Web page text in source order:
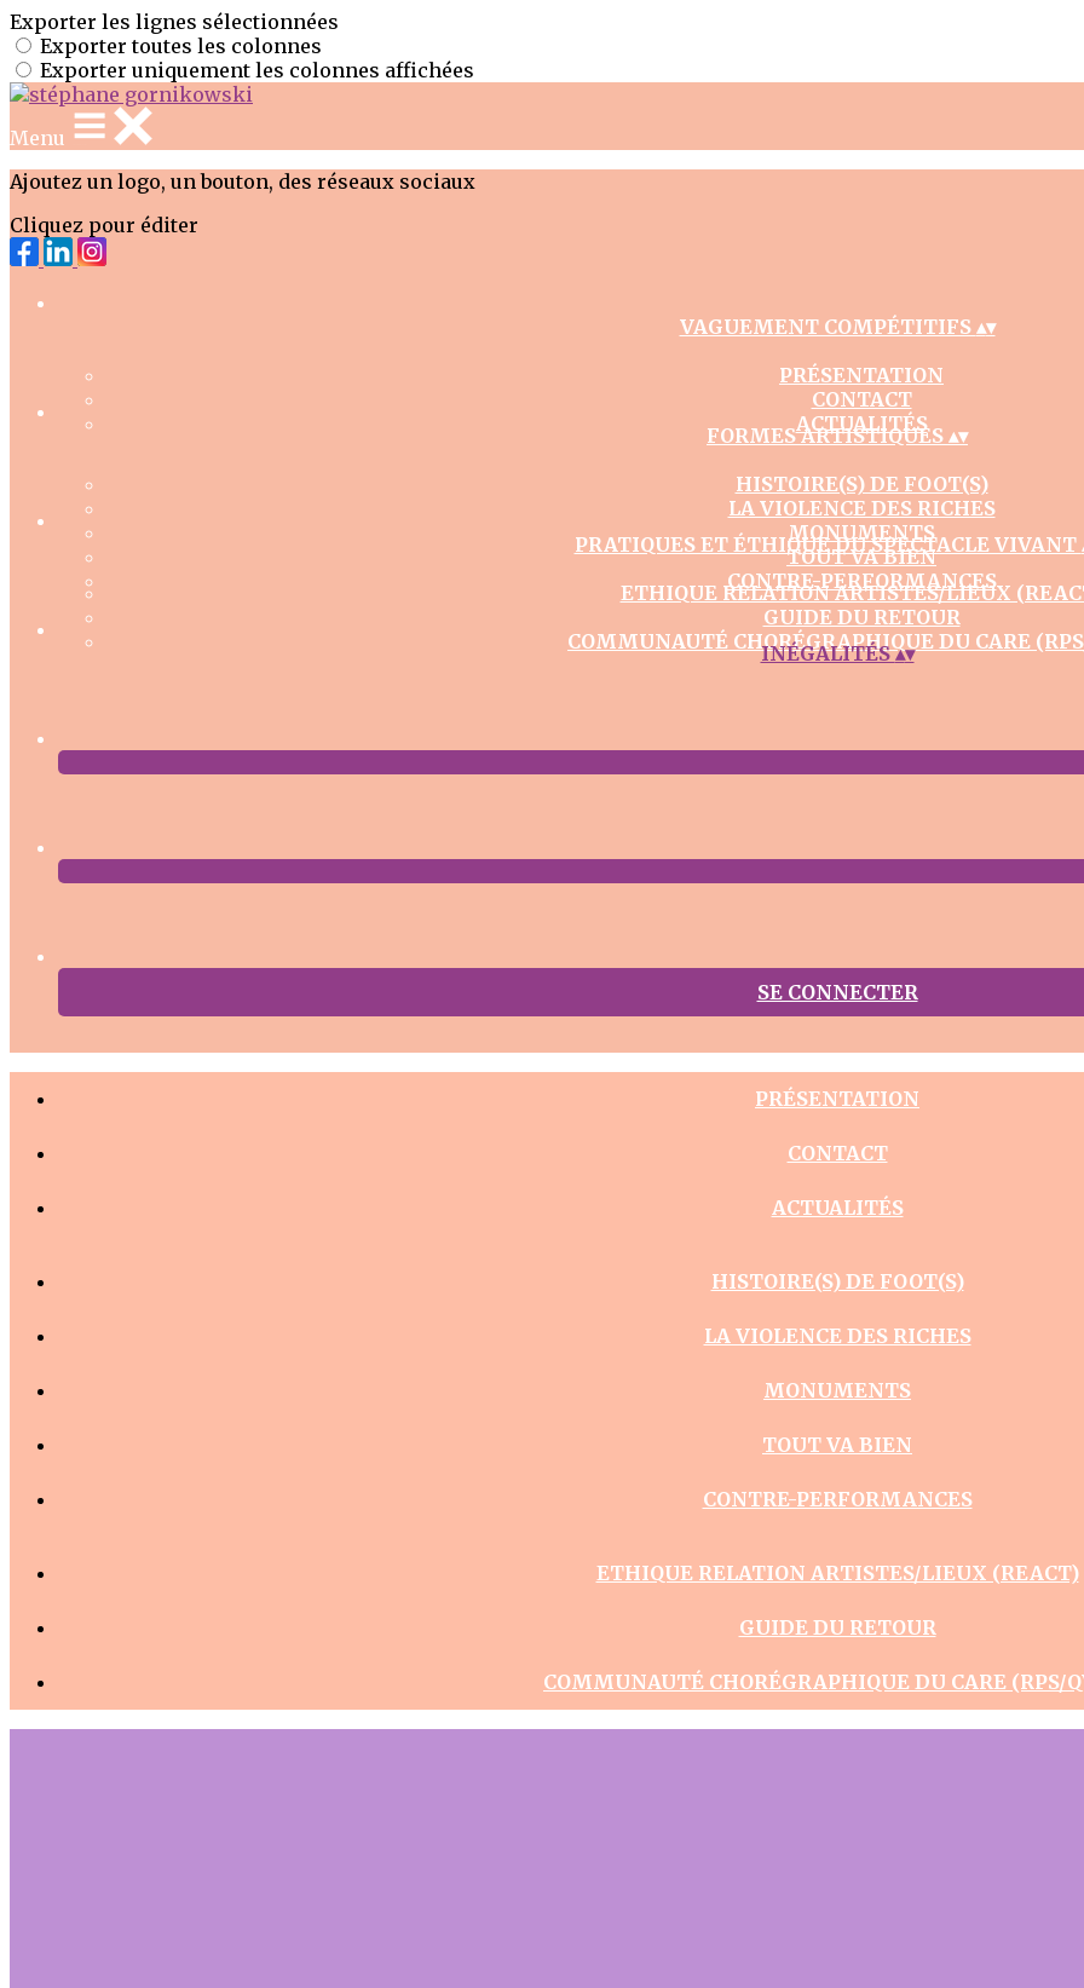
Exporter les lignes sélectionnées
Exporter toutes les colonnes
Exporter uniquement les colonnes affichées
Menu
Ajoutez un logo, un bouton, des réseaux sociaux
Cliquez pour éditer
VAGUEMENT COMPÉTITIFS ▴▾
PRÉSENTATION
CONTACT
ACTUALITÉS
FORMES ARTISTIQUES ▴▾
HISTOIRE(S) DE FOOT(S)
LA VIOLENCE DES RICHES
MONUMENTS
TOUT VA BIEN
CONTRE-PERFORMANCES
PRATIQUES ET ÉTHIQUE DU SPECTACLE VIVANT
ETHIQUE RELATION ARTISTES/LIEUX
GUIDE DU RETOUR
COMMUNAUTÉ CHORÉGRAPHIQUE DU CARE
INÉGALITÉS▴▾
SE CONNECTER
PRÉSENTATION
CONTACT
ACTUALITÉS
HISTOIRE(S) DE FOOT(S)
LA VIOLENCE DES RICHES
MONUMENTS
TOUT VA BIEN
CONTRE-PERFORMANCES
ETHIQUE RELATION ARTISTES/LIEUX (REACT)
GUIDE DU RETOUR
COMMUNAUTÉ CHORÉGRAPHIQUE DU CARE (RPS/